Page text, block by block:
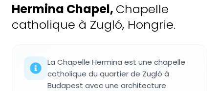
Hermina Chapel, Chapelle
catholique à Zugló, Hongrie.
La Chapelle Hermina est une chapelle
catholique du quartier de Zugló à
Budapest avec une architecture